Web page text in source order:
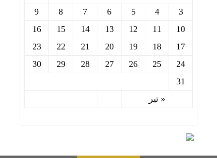
« تیر
3
4
5
6
7
8
9
10
11
12
13
14
15
16
17
18
19
20
21
22
23
24
25
26
27
28
29
30
31